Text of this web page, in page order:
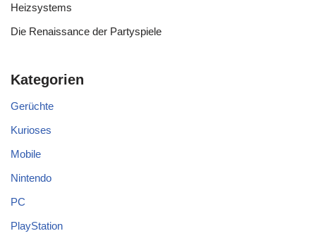
Heizsystems
Die Renaissance der Partyspiele
Kategorien
Gerüchte
Kurioses
Mobile
Nintendo
PC
PlayStation